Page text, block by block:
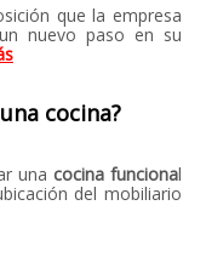
que la empresa
nuevo paso en su
cocina?
unacocina funcional
del mobiliario